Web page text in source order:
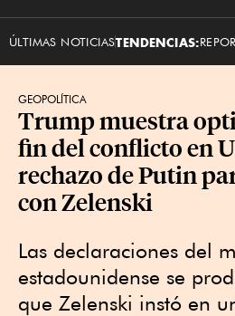
ÚLTIMAS NOTICIASTENDENCIAS:
GEOPOLÍTICA
Trump muestra
fin del conflicto en
rechazo de Putin
con Zelenski
Las declaraciones del
estadounidense se
que Zelenski instó en